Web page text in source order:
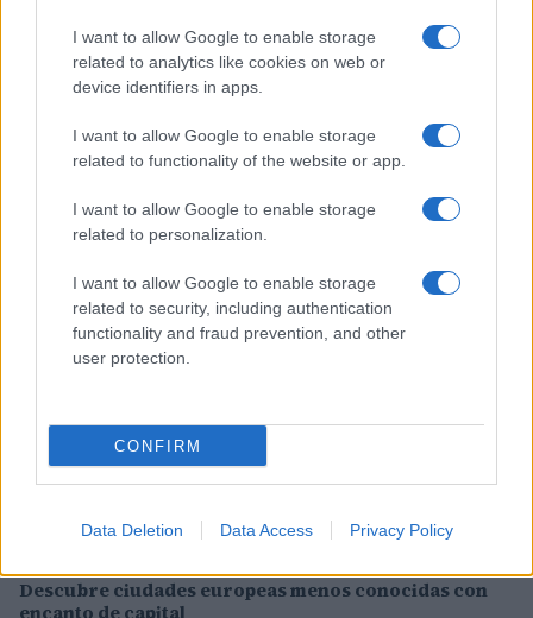
I want to allow Google to enable storage
related to analytics like cookies on web or
device identifiers in apps.
I want to allow Google to enable storage
related to functionality of the website or app.
I want to allow Google to enable storage
related to personalization.
I want to allow Google to enable storage
related to security, including authentication
functionality and fraud prevention, and other
user protection.
CONFIRM
Data Deletion Data Access Privacy Policy
Guía completa de los controles temporales en Europa
Carla Vidal · 10 Ago 2026
Descubre ciudades europeas menos conocidas con